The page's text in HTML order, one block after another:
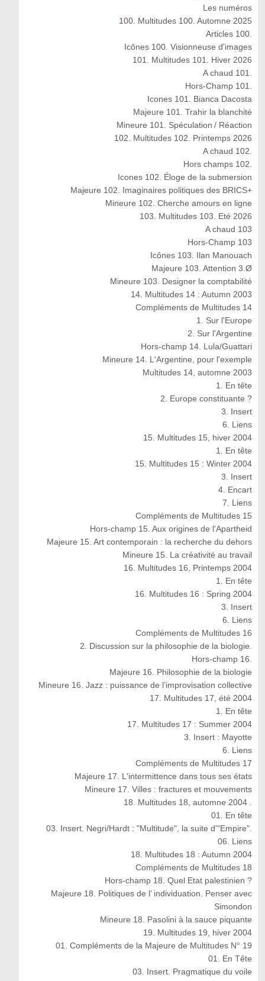
Les numéros
100. Multitudes 100. Automne 2025
Articles 100.
Icônes 100. Visionneuse d'images
101. Multitudes 101. Hiver 2026
A chaud 101.
Hors-Champ 101.
Icones 101. Bianca Dacosta
Majeure 101. Trahir la blanchité
Mineure 101. Spéculation / Réaction
102. Multitudes 102. Printemps 2026
A chaud 102.
Hors champs 102.
Icones 102. Éloge de la submersion
Majeure 102. Imaginaires politiques des BRICS+
Mineure 102. Cherche amours en ligne
103. Multitudes 103. Eté 2026
A chaud 103
Hors-Champ 103
Icônes 103. Ilan Manouach
Majeure 103. Attention 3.Ø
Mineure 103. Designer la comptabilité
14. Multitudes 14 : Autumn 2003
Compléments de Multitudes 14
1. Sur l'Europe
2. Sur l'Argentine
Hors-champ 14. Lula/Guattari
Mineure 14. L'Argentine, pour l'exemple
Multitudes 14, automne 2003
1. En tête
2. Europe constituante ?
3. Insert
6. Liens
15. Multitudes 15, hiver 2004
1. En tête
15. Multitudes 15 : Winter 2004
3. Insert
4. Encart
7. Liens
Compléments de Multitudes 15
Hors-champ 15. Aux origines de l'Apartheid
Majeure 15. Art contemporain : la recherche du dehors
Mineure 15. La créativité au travail
16. Multitudes 16, Printemps 2004
1. En tête
16. Multitudes 16 : Spring 2004
3. Insert
6. Liens
Compléments de Multitudes 16
2. Discussion sur la philosophie de la biologie.
Hors-champ 16.
Majeure 16. Philosophie de la biologie
Mineure 16. Jazz : puissance de l’improvisation collective
17. Multitudes 17, été 2004
1. En tête
17. Multitudes 17 : Summer 2004
3. Insert : Mayotte
6. Liens
Compléments de Multitudes 17
Majeure 17. L'intermittence dans tous ses états
Mineure 17. Villes : fractures et mouvements
18. Multitudes 18, automne 2004 .
01. En tête
03. Insert. Negri/Hardt : "Multitude", la suite d'"Empire".
06. Liens
18. Multitudes 18 : Autumn 2004
Compléments de Multitudes 18
Hors-champ 18. Quel Etat palestinien ?
Majeure 18. Politiques de l’ individuation. Penser avec
Simondon
Mineure 18. Pasolini à la sauce piquante
19. Multitudes 19, hiver 2004
01. Compléments de la Majeure de Multitudes N° 19
01. En Tête
03. Insert. Pragmatique du voile